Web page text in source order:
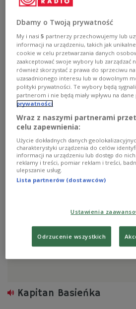
Historia w teczkach
Zobacz więcej na temat:Dorota
Instytut Pamięci Narodowej
Irena
Kapitan Basieńka
Dbamy o Twoją prywatność
My i nasi5 partnerzy przechowujemy lub
informacji na urządzeniu, takich jak
cookie w celu przetwarzania danych
zaakceptować swoje wybory lub zarządzać
również skorzystać z prawa do sprzeciwu
uzasadnionego interesu lub w dowolnym
polityki prywatności. Te wybory będą
partnerom i nie będą miały wpływu na dane
prywatności
Wraz z naszymi partnerami
celu zapewnienia:
Użycie dokładnych danych
charakterystyki urządzenia do celów
informacji na urządzeniu lub dostęp do
reklamy i treści, pomiar reklam i treści,
ulepszanie usług.
Lista partnerów (dostawców)
Ustawienia
Odrzucenie wszystkich